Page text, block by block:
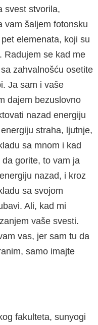
svest stvorila,
vam šaljem fotonsku
elemenata, koji su
Radujem se kad me
zahvalnošću osetite
Ja sam i vaše
dajem bezuslovno
nazad energiju
straha, ljutnje,
sa mnom i kad
gorite, to vam ja
nazad, i kroz
sa svojom
Ali, kad mi
vaše svesti.
vas, jer sam tu da
samo imajte
fakulteta, sunyogi